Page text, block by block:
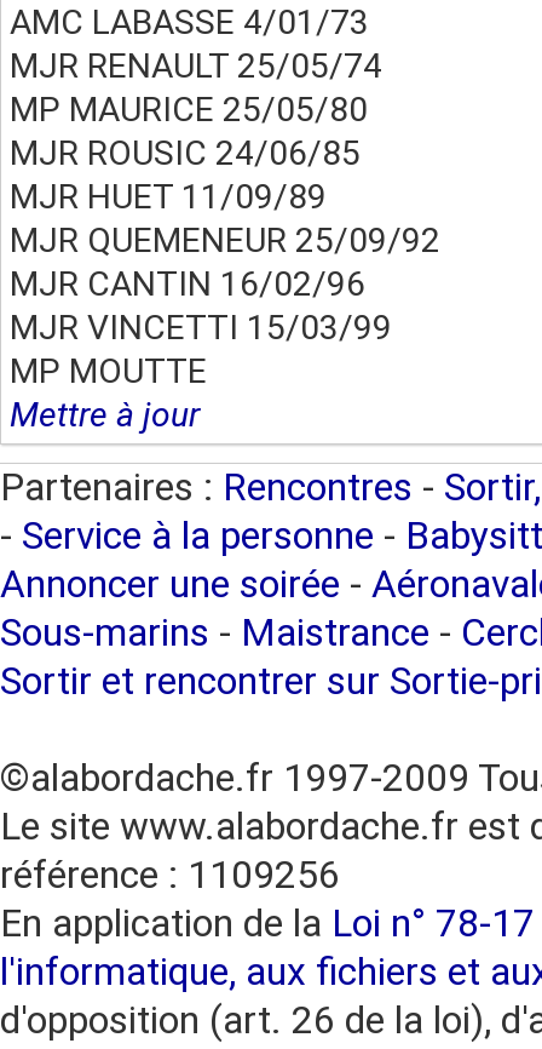
AMC LABASSE 4/01/73
MJR RENAULT 25/05/74
MP MAURICE 25/05/80
MJR ROUSIC 24/06/85
MJR HUET 11/09/89
MJR QUEMENEUR 25/09/92
MJR CANTIN 16/02/96
MJR VINCETTI 15/03/99
MP MOUTTE
Mettre à jour
Partenaires : Rencontres -
- Service à la personne -
Annoncer une soirée -
Sous-marins - Maistrance -
Sortir et rencontrer sur Sortie-
©alabordache.fr 1997-2009
Le site www.alabordache.fr est
référence : 1109256
En application de la Loi n° 78-
l'informatique, aux fichiers et
d'opposition (art. 26 de la loi),